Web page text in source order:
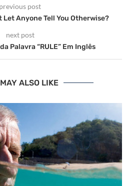
previous post
Let Anyone Tell You Otherwise?
next post
Palavra “RULE” Em Inglês
ALSO LIKE